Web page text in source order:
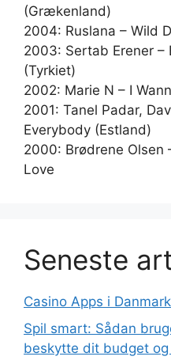
(Grækenland)
2004: Ruslana – Wild
2003: Sertab Erener –
(Tyrkiet)
2002: Marie N – I
2001: Tanel Padar,
Everybody (Estland)
2000: Brødrene Olsen
Love
Seneste
Casino Apps i
Spil smart: Sådan
beskytte dit budget